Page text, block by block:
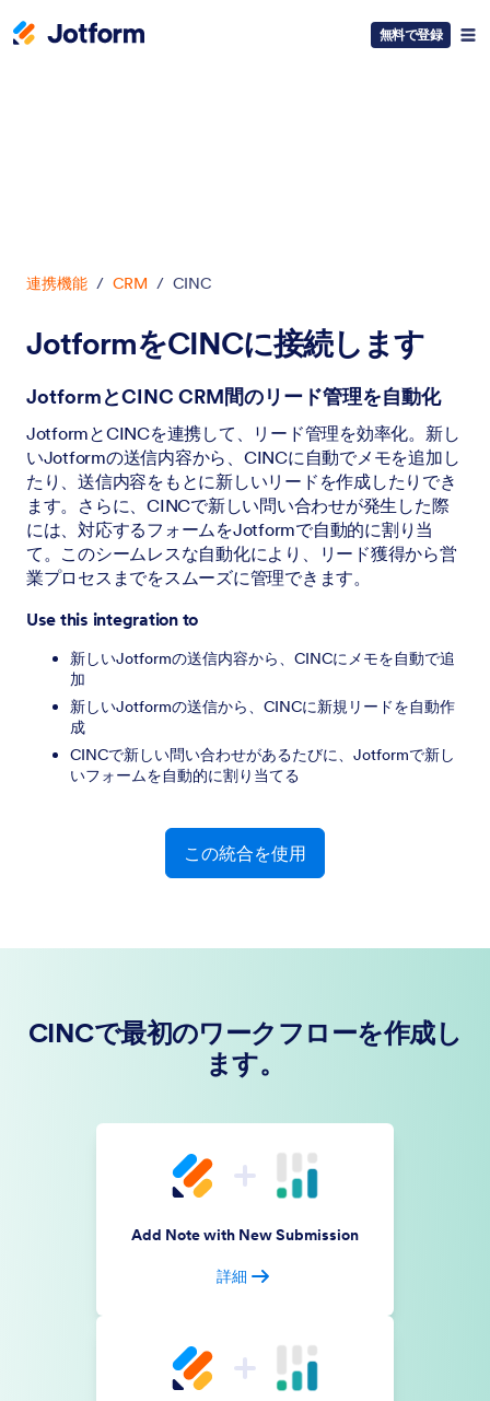
無料で登録
連携機能 / CRM / CINC
JotformをCINCに接続します
JotformとCINC CRM間のリード管理を自動化
JotformとCINCを連携して、リード管理を効率化。新し
いJotformの送信内容から、CINCに自動でメモを追加し
たり、送信内容をもとに新しいリードを作成したりでき
ます。さらに、CINCで新しい問い合わせが発生した際
には、対応するフォームをJotformで自動的に割り当
て。このシームレスな自動化により、リード獲得から営
業プロセスまでをスムーズに管理できます。
Use this integration to
新しいJotformの送信内容から、CINCにメモを自動で追
加
新しいJotformの送信から、CINCに新規リードを自動作
成
CINCで新しい問い合わせがあるたびに、Jotformで新し
いフォームを自動的に割り当てる
この統合を使用
CINCで最初のワークフローを作成し
ます。
Add Note with New Submission
詳細